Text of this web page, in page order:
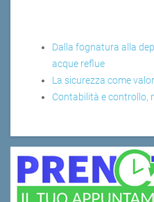
Dalla fognatura alla
acque reflue
La sicurezza come
Contabilità e controllo,